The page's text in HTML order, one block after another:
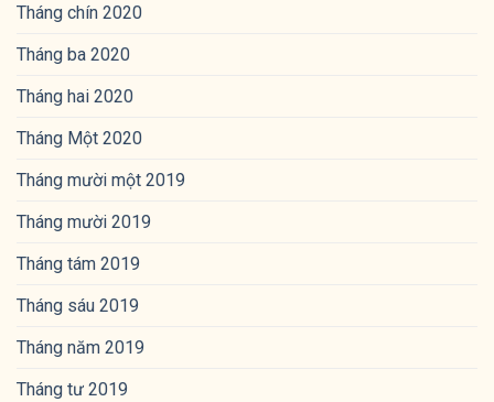
Tháng chín 2020
Tháng ba 2020
Tháng hai 2020
Tháng Một 2020
Tháng mười một 2019
Tháng mười 2019
Tháng tám 2019
Tháng sáu 2019
Tháng năm 2019
Tháng tư 2019